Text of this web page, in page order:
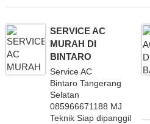
SERVICE AC
MURAH DI
BINTARO
Service AC
Bintaro Tangerang
Selatan
085966671188 MJ
Teknik Siap dipanggil